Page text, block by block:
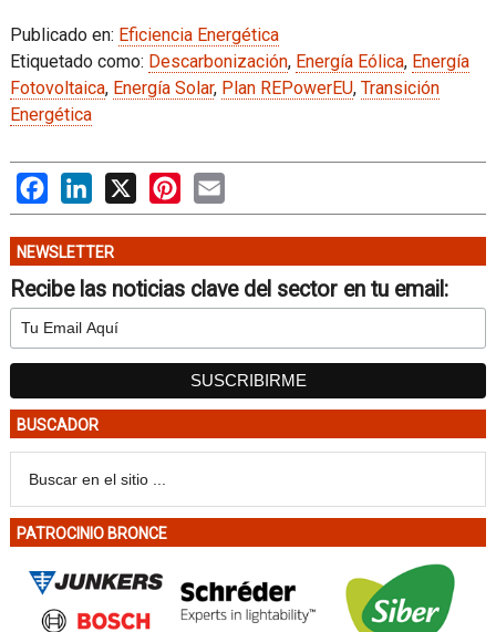
Publicado en: Eficiencia Energética
Etiquetado como: Descarbonización, Energía Eólica, Energía
Fotovoltaica, Energía Solar, Plan REPowerEU, Transición
Energética
FacebookLinkedIn
X PinterestEmail
NEWSLETTER
Recibe las noticias clave del sector en tu email:
BUSCADOR
PATROCINIO BRONCE